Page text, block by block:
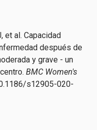
et al. Capacidad
después de
y grave - un
BMC Women's
s12905-020-